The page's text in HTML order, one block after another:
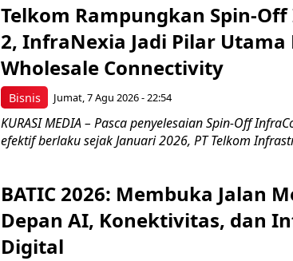
Bisnis
Telkom Rampungkan Spin-
2, InfraNexia Jadi Pilar Utama
Wholesale Connectivity
Jumat, 7 Agu 2026 - 22:54
KURASI MEDIA – Pasca penyelesaian Spin-Off
efektif berlaku sejak Januari 2026, PT Telkom
BATIC 2026: Membuka Jalan
Depan AI, Konektivitas, dan
Digital